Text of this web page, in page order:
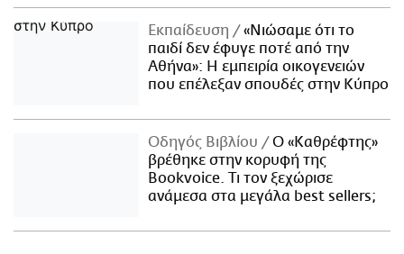
Εκπαίδευση
«Νιώσαμε ότι το
παιδί δεν έφυγε ποτέ από την
Αθήνα»: Η εμπειρία οικογενειών
που επέλεξαν σπουδές στην Κύπρο
Οδηγός Βιβλίου
Ο «Καθρέφτης»
βρέθηκε στην κορυφή της
Bookvoice. Τι τον ξεχώρισε
ανάμεσα στα μεγάλα best sellers;